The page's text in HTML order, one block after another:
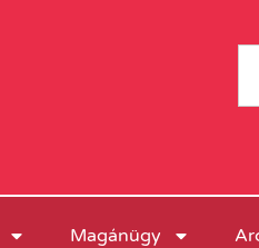
Magánügy